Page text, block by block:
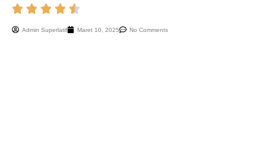
Admin Superlatif Maret 10, 2025 No Comments